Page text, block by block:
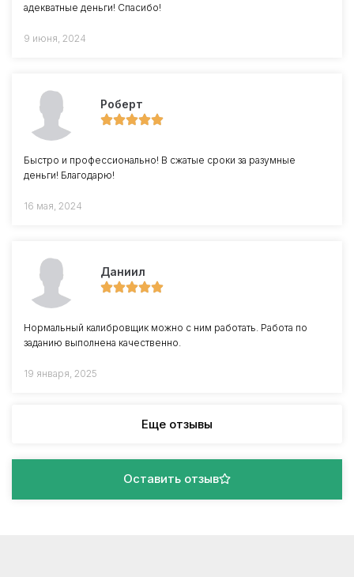
адекватные деньги! Спасибо!
9 июня, 2024
Роберт
Быстро и профессионально! В сжатые сроки за разумные
деньги! Благодарю!
16 мая, 2024
Даниил
Нормальный калибровщик можно с ним работать. Работа по
заданию выполнена качественно.
19 января, 2025
Еще отзывы
Оставить отзыв